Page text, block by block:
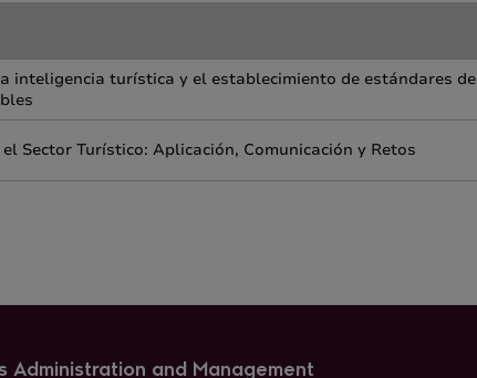
inteligencia turística y el establecimiento de estándares de
Sector Turístico: Aplicación, Comunicación y Retos
Administration and Management